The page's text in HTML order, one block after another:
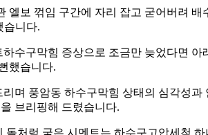
엘보 꺾임 구간에 자리 잡고 굳어버려 배
습니다.
수구막힘 증상으로 조금만 늦었다면 아
했습니다.
며 풍암동 하수구막힘 상태의 심각성과
브리핑해 드렸습니다.
돌처럼 굳은 시멘트는 하수구고압세척 하